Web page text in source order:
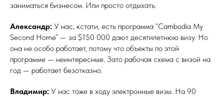
заниматься бизнесом. Или просто отдыхать.
Александр: У нас, кстати, есть программа “Cambodia My
Second Home” — за $150 000 дают десятилетнюю визу. Но
она не особо работает, потому что объекты по этой
программе — неинтересные. Зато рабочая схема с визой на
год — работает безотказно.
Владимир: У нас тоже в ходу электронные визы. На 90